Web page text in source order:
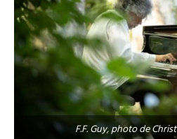
F.F. Guy, photo de